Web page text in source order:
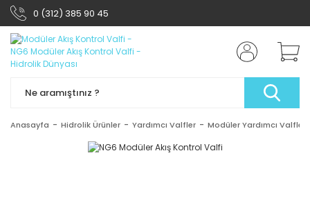
0 (312) 385 90 45
Anasayfa Hidrolik Ürünler Yardımcı Valfler Modüler Yardımcı Valfler